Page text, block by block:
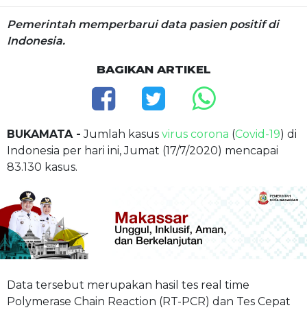
Pemerintah memperbarui data pasien positif di
Indonesia.
BAGIKAN ARTIKEL
BUKAMATA - Jumlah kasus virus corona (Covid-19) di
Indonesia per hari ini, Jumat (17/7/2020) mencapai
83.130 kasus.
Data tersebut merupakan hasil tes real time
Polymerase Chain Reaction (RT-PCR) dan Tes Cepat